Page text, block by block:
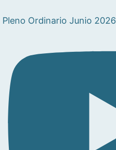
Pleno Ordinario Junio 2026